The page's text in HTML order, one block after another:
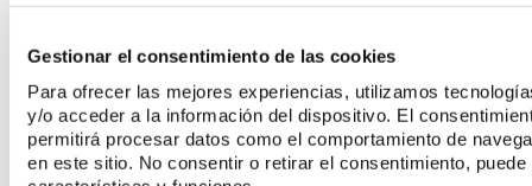
Gestionar el consentimiento de las cookies
Para ofrecer las mejores experiencias, utilizamos
y/o acceder a la información del dispositivo. El
permitirá procesar datos como el comportamiento de
en este sitio. No consentir o retirar el consentimiento,
CÓMO MANTENER Y LIMPIAR CORRECTAMENTE EL INSTRUMENTAL
ROTATORIO DENTAL